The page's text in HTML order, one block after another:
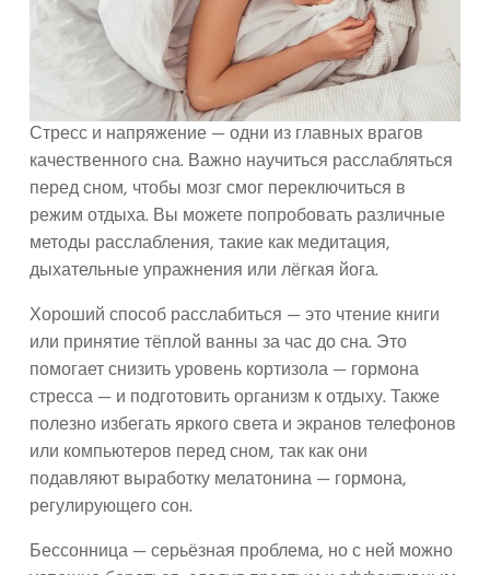
Стресс и напряжение — одни из главных врагов
качественного сна. Важно научиться расслабляться
перед сном, чтобы мозг смог переключиться в
режим отдыха. Вы можете попробовать различные
методы расслабления, такие как медитация,
дыхательные упражнения или лёгкая йога.
Хороший способ расслабиться — это чтение книги
или принятие тёплой ванны за час до сна. Это
помогает снизить уровень кортизола — гормона
стресса — и подготовить организм к отдыху. Также
полезно избегать яркого света и экранов телефонов
или компьютеров перед сном, так как они
подавляют выработку мелатонина — гормона,
регулирующего сон.
Бессонница — серьёзная проблема, но с ней можно